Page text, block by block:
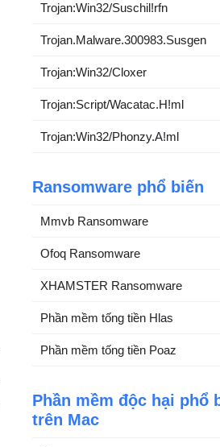
Trojan:Win32/Suschil!rfn
Trojan.Malware.300983.Susgen
Trojan:Win32/Cloxer
Trojan:Script/Wacatac.H!ml
Trojan:Win32/Phonzy.A!ml
Ransomware phổ biến
Mmvb Ransomware
Ofoq Ransomware
XHAMSTER Ransomware
Phần mềm tống tiền Hlas
Phần mềm tống tiền Poaz
Phần mềm độc hại phổ
trên Mac